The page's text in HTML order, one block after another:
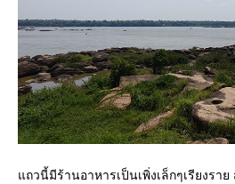
ถวนี้มีร้านอาหารเป็นเพิ่งเล็กๆเรียงรา